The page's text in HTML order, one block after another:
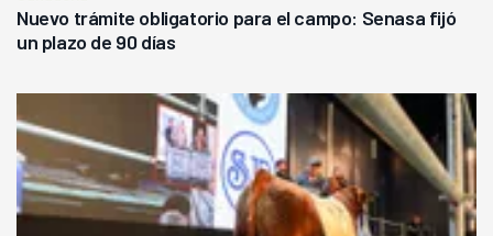
Nuevo trámite obligatorio para el campo: Senasa fijó
un plazo de 90 días